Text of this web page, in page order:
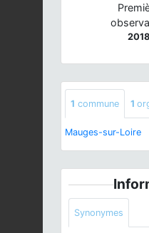
2018
1 commune 1
Mauges-sur-Loire
Synonymes